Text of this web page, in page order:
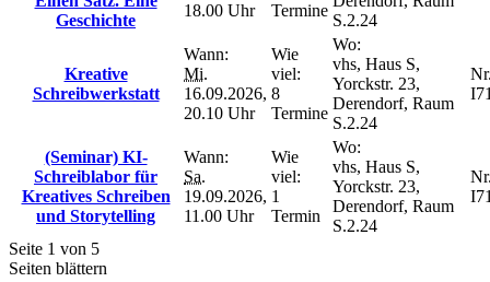
Geschichte
18.00 Uhr
Termine
S.2.24
Kreative
Schreibwerkstatt
Wann:
Mi.
16.09.2026,
20.10 Uhr
Wie
viel:
8
Termine
Wo:
vhs, Haus S,
Yorckstr. 23,
Derendorf, Raum
S.2.24
(Seminar) KI-
Schreiblabor für
Kreatives Schreiben
und Storytelling
Wann:
Sa.
19.09.2026,
11.00 Uhr
Wie
viel:
1
Termin
Wo:
vhs, Haus S,
Yorckstr. 23,
Derendorf, Raum
S.2.24
Seite 1 von 5
Seiten blättern